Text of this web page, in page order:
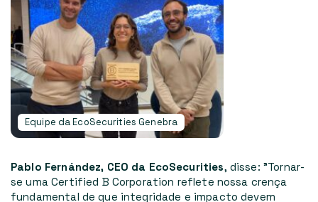
Equipe da EcoSecurities Genebra
Pablo Fernández, CEO da EcoSecurities, disse: "Tornar-
se uma Certified B Corporation reflete nossa crença
fundamental de que integridade e impacto devem